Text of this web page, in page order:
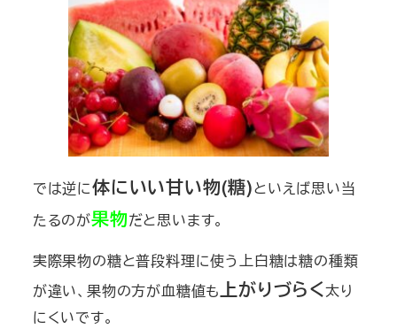
では逆に体にいい甘い物(糖)といえば思い当
たるのが果物だと思います。
実際果物の糖と普段料理に使う上白糖は糖の種類
が違い、果物の方が血糖値も上がりづらく太り
にくいです。